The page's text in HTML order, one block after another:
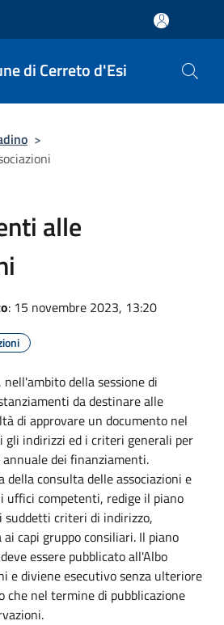
di Cerreto d'Esi
>
alle
: 15 novembre 2023, 13:20
nell'ambito della sessione di
da destinare alle
di approvare un documento nel
gli indirizzi ed i criteri generali per
dei finanziamenti.
della consulta delle associazioni e
competenti, redige il piano
suddetti criteri di indirizzo,
capi gruppo consiliari. Il piano
essere pubblicato all'Albo
e diviene esecutivo senza ulteriore
che nel termine di pubblicazione